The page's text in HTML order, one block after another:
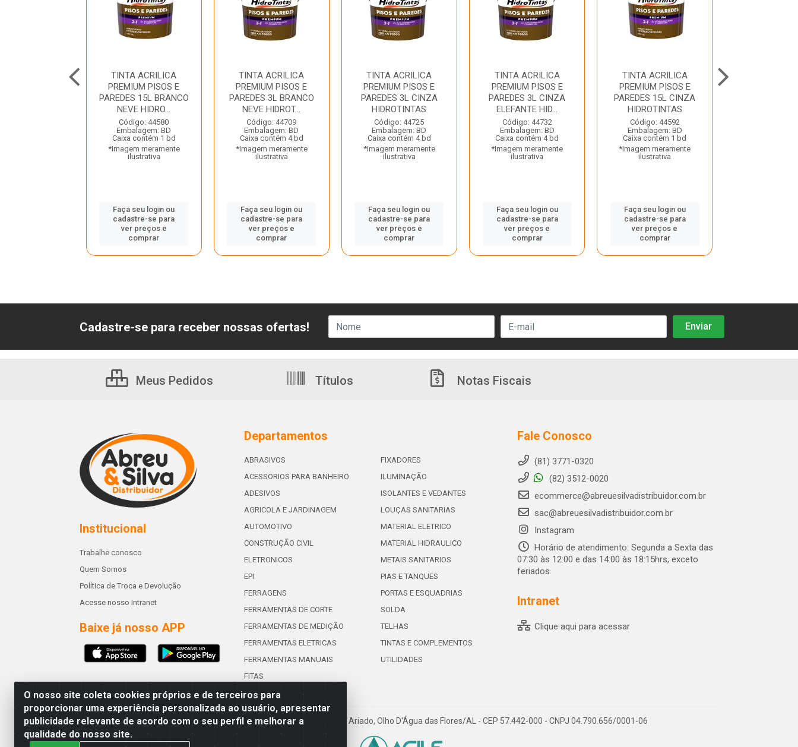
TINTA ACRILICA
PREMIUM PISOS E
PAREDES 15L BRANCO
NEVE HIDRO...
Código: 44580
Embalagem: BD
Caixa contém 1 bd
*Imagem meramente
ilustrativa
Faça seu login ou
cadastre-se para
ver preços e
comprar
TINTA ACRILICA
PREMIUM PISOS E
PAREDES 3L BRANCO
NEVE HIDROT...
Código: 44709
Embalagem: BD
Caixa contém 4 bd
*Imagem meramente
ilustrativa
Faça seu login ou
cadastre-se para
ver preços e
comprar
TINTA ACRILICA
PREMIUM PISOS E
PAREDES 3L CINZA
HIDROTINTAS
Código: 44725
Embalagem: BD
Caixa contém 4 bd
*Imagem meramente
ilustrativa
Faça seu login ou
cadastre-se para
ver preços e
comprar
TINTA ACRILICA
PREMIUM PISOS E
PAREDES 3L CINZA
ELEFANTE HID...
Código: 44732
Embalagem: BD
Caixa contém 4 bd
*Imagem meramente
ilustrativa
Faça seu login ou
cadastre-se para
ver preços e
comprar
TINTA ACRILICA
PREMIUM PISOS E
PAREDES 15L CINZA
HIDROTINTAS
Código: 44592
Embalagem: BD
Caixa contém 1 bd
*Imagem meramente
ilustrativa
Faça seu login ou
cadastre-se para
ver preços e
comprar
O nosso site coleta cookies próprios e de terceiros para
proporcionar uma experiência personalizada ao usuário, apresentar
publicidade relevante de acordo com o seu perfil e melhorar a
qualidade do nosso site.
Cadastre-se para receber nossas ofertas!
Meus Pedidos Títulos Notas Fiscais
Institucional
Trabalhe conosco
Quem Somos
Política de Troca e Devolução
Acesse nosso Intranet
Baixe já nosso APP
Departamentos
ABRASIVOS
ACESSORIOS PARA BANHEIRO
ADESIVOS
AGRICOLA E JARDINAGEM
AUTOMOTIVO
CONSTRUÇÃO CIVIL
ELETRONICOS
EPI
FERRAGENS
FERRAMENTAS DE CORTE
FERRAMENTAS DE MEDIÇÃO
FERRAMENTAS ELETRICAS
FERRAMENTAS MANUAIS
FITAS
FIXADORES
ILUMINAÇÃO
ISOLANTES E VEDANTES
LOUÇAS SANITARIAS
MATERIAL ELETRICO
MATERIAL HIDRAULICO
METAIS SANITARIOS
PIAS E TANQUES
PORTAS E ESQUADRIAS
SOLDA
TELHAS
TINTAS E COMPLEMENTOS
UTILIDADES
Fale Conosco
(81) 3771-0320
(82) 3512-0020
ecommerce@abreuesilvadistribuidor.com.br
sac@abreuesilvadistribuidor.com.br
Instagram
Horário de atendimento: Segunda a Sexta das
07:30 às 12:00 e das 14:00 às 18:15hrs, exceto
feriados.
Intranet
Clique aqui para acessar
Abreu & Silva - Rua Padre Jose de Souza Leite, 265 - Ariado, Olho D'Água das Flores/AL - CEP 57.442-000 - CNPJ 04.790.656/0001-06